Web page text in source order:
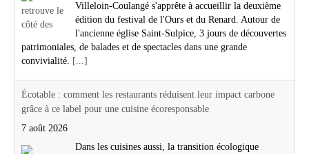
Villeloin-Coulangé s'apprête à accueillir la deuxième
édition du festival de l'Ours et du Renard. Autour de
l'ancienne église Saint-Sulpice, 3 jours de découvertes
patrimoniales, de balades et de spectacles dans une grande
convivialité. [...]
Écotable : comment les restaurants réduisent leur impact carbone
grâce à ce label pour une cuisine écoresponsable
7 août 2026
Dans les cuisines aussi, la transition écologique